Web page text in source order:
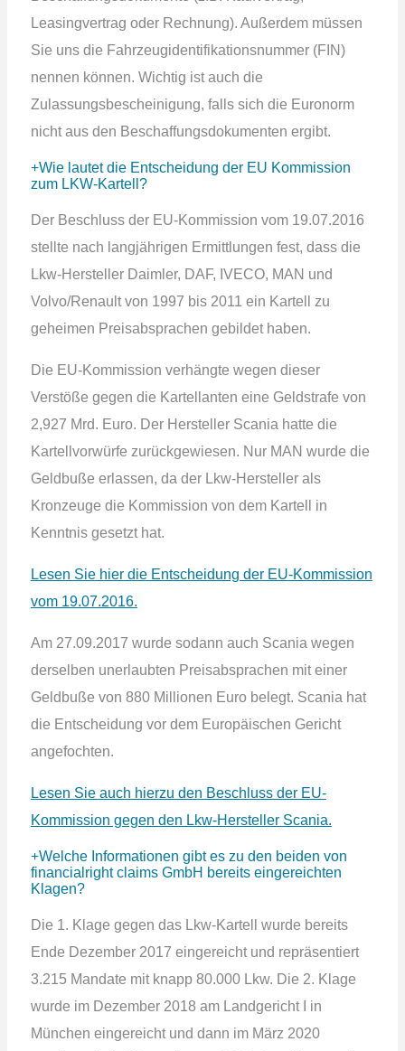
Leasingvertrag oder Rechnung). Außerdem müssen
Sie uns die Fahrzeugidentifikationsnummer (FIN)
nennen können. Wichtig ist auch die
Zulassungsbescheinigung, falls sich die Euronorm
nicht aus den Beschaffungsdokumenten ergibt.
Wie lautet die Entscheidung der EU Kommission
zum LKW-Kartell?
Der Beschluss der EU-Kommission vom 19.07.2016
stellte nach langjährigen Ermittlungen fest, dass die
Lkw-Hersteller Daimler, DAF, IVECO, MAN und
Volvo/Renault von 1997 bis 2011 ein Kartell zu
geheimen Preisabsprachen gebildet haben.
Die EU-Kommission verhängte wegen dieser
Verstöße gegen die Kartellanten eine Geldstrafe von
2,927 Mrd. Euro. Der Hersteller Scania hatte die
Kartellvorwürfe zurückgewiesen. Nur MAN wurde die
Geldbuße erlassen, da der Lkw-Hersteller als
Kronzeuge die Kommission von dem Kartell in
Kenntnis gesetzt hat.
Lesen Sie hier die Entscheidung der EU-Kommission
vom 19.07.2016.
Am 27.09.2017 wurde sodann auch Scania wegen
derselben unerlaubten Preisabsprachen mit einer
Geldbuße von 880 Millionen Euro belegt. Scania hat
die Entscheidung vor dem Europäischen Gericht
angefochten.
Lesen Sie auch hierzu den Beschluss der EU-
Kommission gegen den Lkw-Hersteller Scania.
Welche Informationen gibt es zu den beiden von
financialright claims GmbH bereits eingereichten
Klagen?
Die 1. Klage gegen das Lkw-Kartell wurde bereits
Ende Dezember 2017 eingereicht und repräsentiert
3.215 Mandate mit knapp 80.000 Lkw. Die 2. Klage
wurde im Dezember 2018 am Landgericht I in
München eingereicht und dann im März 2020